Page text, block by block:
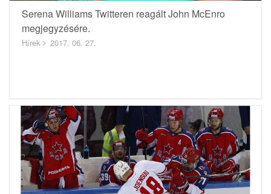
Serena Williams Twitteren reagált John McEnro
megjegyzésére.
Hírek 2017. 06. 27.